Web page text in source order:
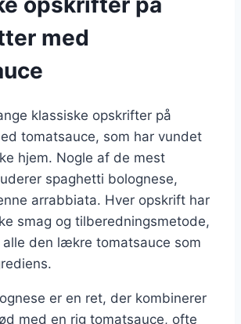
med
klassiske opskrifter på
tomatsauce, som har vundet
hjem. Nogle af de mest
spaghetti bolognese,
arrabbiata. Hver opskrift har
smag og tilberedningsmetode,
den lækre tomatsauce som
er en ret, der kombinerer
med en rig tomatsauce, ofte